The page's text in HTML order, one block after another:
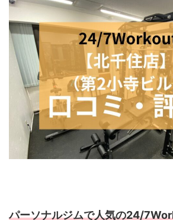
パーソナルジムで人気の24/